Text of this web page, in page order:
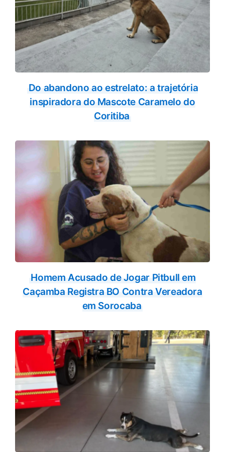
Do abandono ao estrelato: a trajetória
inspiradora do Mascote Caramelo do
Coritiba
Homem Acusado de Jogar Pitbull em
Caçamba Registra BO Contra Vereadora
em Sorocaba